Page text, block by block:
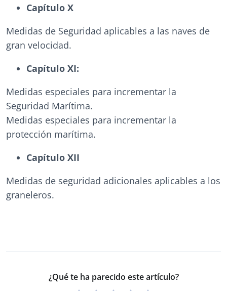
Capítulo X
Medidas de Seguridad aplicables a las naves de
gran velocidad.
Capítulo XI:
Medidas especiales para incrementar la
Seguridad Marítima.
Medidas especiales para incrementar la
protección marítima.
Capítulo XII
Medidas de seguridad adicionales aplicables a los
graneleros.
¿Qué te ha parecido este artículo?